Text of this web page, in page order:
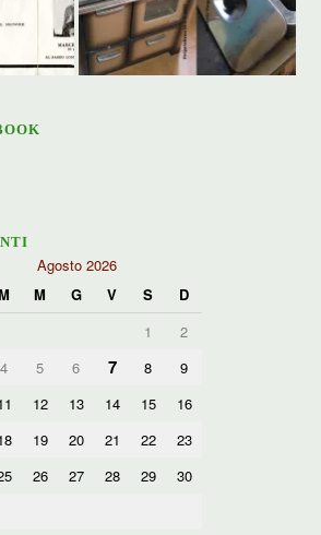
Agosto 2026
M G V S
D
1
2
4 5 6 7 8
9
12 13 14 15
16
19 20 21 22
23
26 27 28 29
30